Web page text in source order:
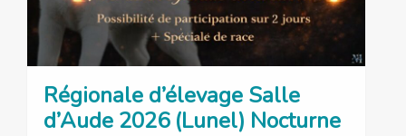
Régionale d’élevage Salle
d’Aude 2026 (Lunel) Nocturne